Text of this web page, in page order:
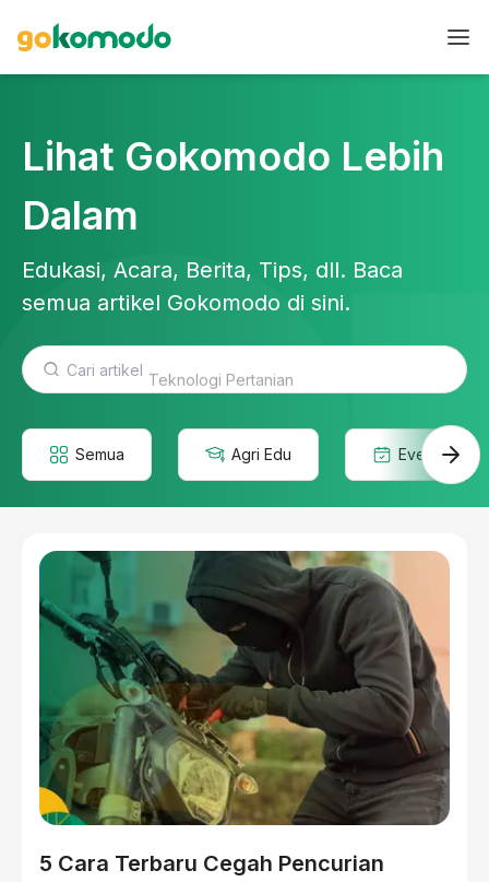
Lihat Gokomodo Lebih
Dalam
Edukasi, Acara, Berita, Tips, dll. Baca
semua artikel Gokomodo di sini.
Semua Agri Edu Event
5 Cara Terbaru Cegah Pencurian